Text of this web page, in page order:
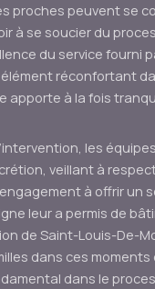
proches peuvent se
à se soucier du
du service fourni
réconfortant
apporte à la fois
les
veillant à
à offrir un
leur a permis de
de Saint-Louis-De-
dans ces moments
dans le